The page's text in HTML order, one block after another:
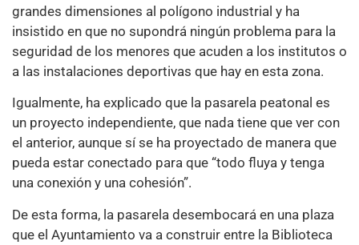
grandes dimensiones al polígono industrial y ha
insistido en que no supondrá ningún problema para la
seguridad de los menores que acuden a los institutos o
a las instalaciones deportivas que hay en esta zona.
Igualmente, ha explicado que la pasarela peatonal es
un proyecto independiente, que nada tiene que ver con
el anterior, aunque sí se ha proyectado de manera que
pueda estar conectado para que “todo fluya y tenga
una conexión y una cohesión”.
De esta forma, la pasarela desembocará en una plaza
que el Ayuntamiento va a construir entre la Biblioteca